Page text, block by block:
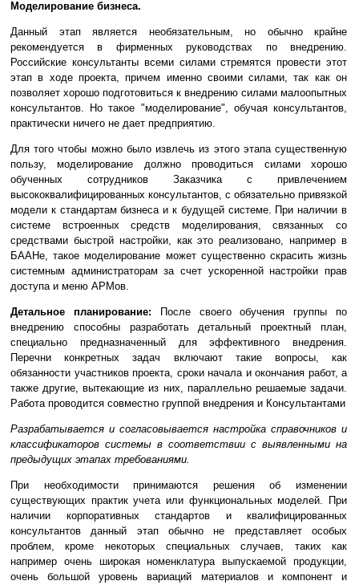
Моделирование бизнеса.
Данный этап является необязательным, но обычно крайне
рекомендуется в фирменных руководствах по внедрению.
Российские консультанты всеми силами стремятся провести этот
этап в ходе проекта, причем именно своими силами, так как он
позволяет хорошо подготовиться к внедрению силами малоопытных
консультантов. Но такое "моделирование", обучая консультантов,
практически ничего не дает предприятию.
Для того чтобы можно было извлечь из этого этапа существенную
пользу, моделирование должно проводиться силами хорошо
обученных сотрудников Заказчика с привлечением
высококвалифицированных консультантов, с обязательно привязкой
модели к стандартам бизнеса и к будущей системе. При наличии в
системе встроенных средств моделирования, связанных со
средствами быстрой настройки, как это реализовано, например в
БААНе, такое моделирование может существенно скрасить жизнь
системным администраторам за счет ускоренной настройки прав
доступа и меню АРМов.
Детальное планирование: После своего обучения группы по
внедрению способны разработать детальный проектный план,
специально предназначенный для эффективного внедрения.
Перечни конкретных задач включают такие вопросы, как
обязанности участников проекта, сроки начала и окончания работ, а
также другие, вытекающие из них, параллельно решаемые задачи.
Работа проводится совместно группой внедрения и Консультантами
Разрабатывается и согласовывается настройка справочников и
классификаторов системы в соответствии с выявленными на
предыдущих этапах требованиями.
При необходимости принимаются решения об изменении
существующих практик учета или функциональных моделей. При
наличии корпоративных стандартов и квалифицированных
консультантов данный этап обычно не представляет особых
проблем, кроме некоторых специальных случаев, таких как
например очень широкая номенклатура выпускаемой продукции,
очень большой уровень вариаций материалов и компонент и